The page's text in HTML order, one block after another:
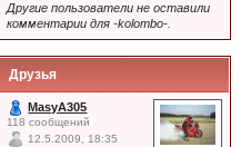
Другие пользователи не оставили
комментарии для -kolombo-.
Друзья
MasyA305
118 сообщений
12.5.2009, 18:35